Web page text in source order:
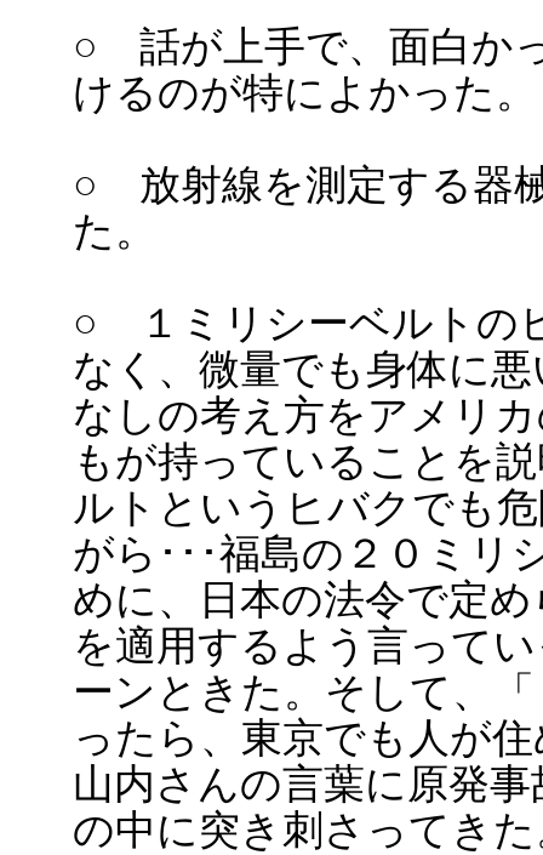
○ 話が上手で、面白か
けるのが特によかった。
○ 放射線を測定する器
た。
○ １ミリシーベルトの
なく、微量でも身体に
なしの考え方をアメリ
もが持っていることを
ルトというヒバクでも
がら･･･福島の２０ミリ
めに、日本の法令で定
を適用するよう言って
ーンときた。そして、
ったら、東京でも人が
山内さんの言葉に原発
の中に突き刺さってき